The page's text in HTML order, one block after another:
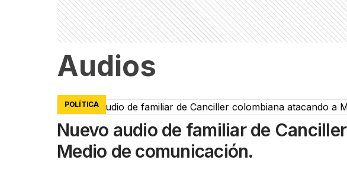
Audios
POLÍTICA
Nuevo audio de familiar de
Medio de comunicación.